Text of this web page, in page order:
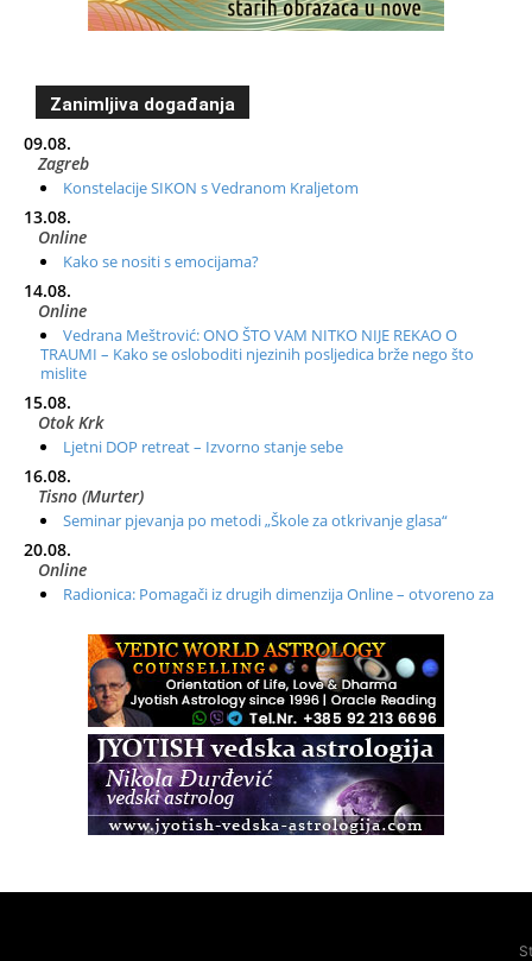
Zanimljiva događanja
09.08.
Zagreb
Konstelacije SIKON s Vedranom Kraljetom
13.08.
Online
Kako se nositi s emocijama?
14.08.
Online
Vedrana Meštrović: ONO ŠTO VAM NITKO NIJE REKAO O
TRAUMI – Kako se osloboditi njezinih posljedica brže nego što
mislite
15.08.
Otok Krk
Ljetni DOP retreat – Izvorno stanje sebe
16.08.
Tisno (Murter)
Seminar pjevanja po metodi „Škole za otkrivanje glasa“
20.08.
Online
Radionica: Pomagači iz drugih dimenzija Online – otvoreno za
Zagreb+Online
Osnovni ThetaHealing® tečaj, Zagreb i Online
Access BARS®, otpusti stres
Access Energetski Facelift®